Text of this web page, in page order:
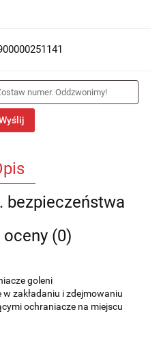
bezpieczeństwa
(0)
goleni
w zakładaniu i zdejmowaniu
ochraniacze na miejscu